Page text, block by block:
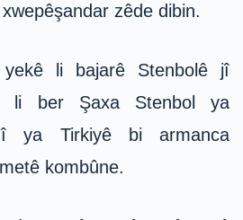
zêde dibin.
li bajarê Stenbolê jî
li ber Şaxa Stenbol ya
ya Tirkiyê bi armanca
kombûne.